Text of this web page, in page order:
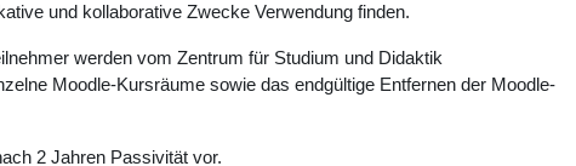
und kollaborative Zwecke Verwendung finden.
werden vom Zentrum für Studium und Didaktik
Moodle-Kursräume sowie das endgültige Entfernen der Moodle-
2 Jahren Passivität vor.